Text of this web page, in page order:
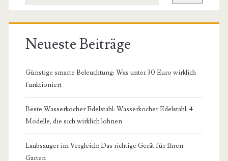
Neueste Beiträge
Günstige smarte Beleuchtung: Was unter 30 Euro wirklich
funktioniert
Beste Wasserkocher Edelstahl: Wasserkocher Edelstahl: 4
Modelle, die sich wirklich lohnen
Laubsauger im Vergleich: Das richtige Gerät für Ihren
Garten